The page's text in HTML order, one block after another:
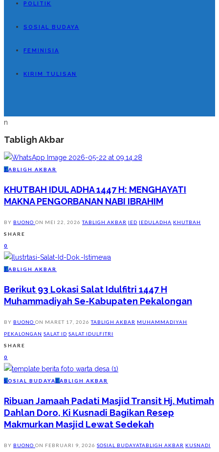
POLITIK
SOSIAL BUDAYA
FEMINISIA
KIRIM TULISAN
n
Tabligh Akbar
TABLIGH AKBAR
KHUTBAH IDUL ADHA 1447 H: MENGHAYATI
MAKNA PENGORBANAN NABI IBRAHIM
BY BUONO ON MEI 22, 2026 TABLIGH AKBAR IED IEDULADHA KHUTBAH
SHARE
0
TABLIGH AKBAR
Berikut 93 Lokasi Salat Idulfitri 1447 H
Muhammadiyah Se-Kabupaten Pekalongan
BY BUONO ON MARET 17, 2026 TABLIGH AKBAR MUHAMMADIYAH
PEKALONGAN SALAT ID SALAT IDULFITRI
SHARE
0
S OSIAL BUDAYATABLIGH AKBAR
Ribuan Jamaah Padati Masjid Transit Hj. Mutimah
Dahlan Doro, Ki Kusnadi Bagikan Resep
Makmurkan Masjid Lewat Sedekah
BY BUONO ON FEBRUARI 9, 2026 SOSIAL BUDAYATABLIGH AKBAR KUSNADI